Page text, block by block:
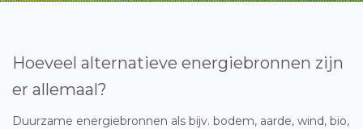
Hoeveel alternatieve energiebronnen zijn
er allemaal?
Duurzame energiebronnen als bijv. bodem, aarde, wind, bio,